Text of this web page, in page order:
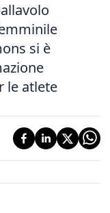
si è
le atlete